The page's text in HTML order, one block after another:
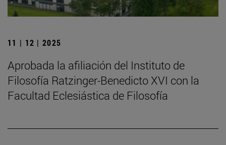
11 | 12 | 2025
Aprobada la afiliación del Instituto de
Filosofía Ratzinger-Benedicto XVI con la
Facultad Eclesiástica de Filosofía